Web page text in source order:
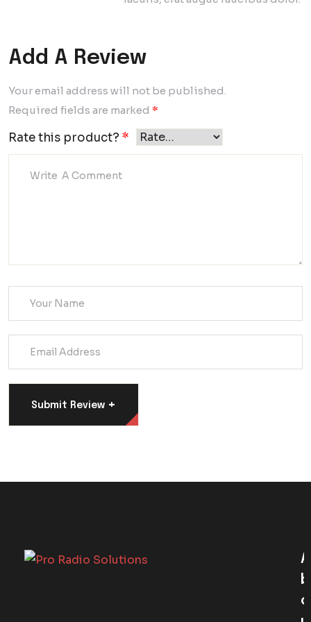
Add A Review
Your email address will not be published.
Required fields are marked *
Rate this product? *
Submit Review +
A
B
O